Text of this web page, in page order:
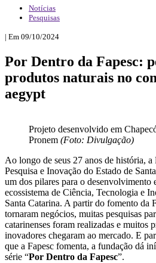
Notícias
Pesquisas
| Em 09/10/2024
Por Dentro da Fapesc:
produtos naturais no
aegypt
Projeto desenvolvido em
Pronem (Foto: Divulgação)
Ao longo de seus 27 anos de história,
Pesquisa e Inovação do Estado de
um dos pilares para o desenvolvimento
ecossistema de Ciência, Tecnologia e
Santa Catarina. A partir do fomento da
tornaram negócios, muitas pesquisas
catarinenses foram realizadas e muitos
inovadores chegaram ao mercado. E
que a Fapesc fomenta, a fundação dá
série “Por Dentro da Fapesc”.